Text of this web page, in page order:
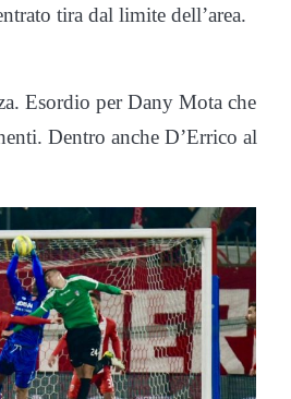
tira dal limite dell’area.
Esordio per Dany Mota che
Dentro anche D’Errico al